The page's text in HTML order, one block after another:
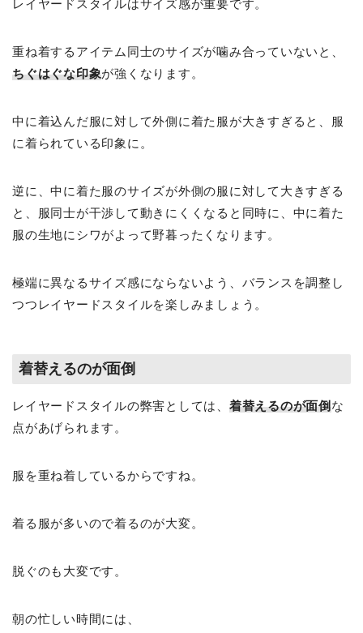
レイヤードスタイルはサイズ感が重要です。
重ね着するアイテム同士のサイズが噛み合っていないと、
ちぐはぐな印象が強くなります。
中に着込んだ服に対して外側に着た服が大きすぎると、服
に着られている印象に。
逆に、中に着た服のサイズが外側の服に対して大きすぎる
と、服同士が干渉して動きにくくなると同時に、中に着た
服の生地にシワがよって野暮ったくなります。
極端に異なるサイズ感にならないよう、バランスを調整し
つつレイヤードスタイルを楽しみましょう。
着替えるのが面倒
レイヤードスタイルの弊害としては、 着替えるのが面倒な
点があげられます。
服を重ね着しているからですね。
着る服が多いので着るのが大変。
脱ぐのも大変です。
朝の忙しい時間には、